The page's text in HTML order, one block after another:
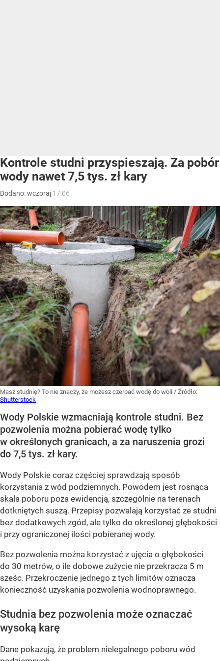
Kontrole studni przyspieszają. Za pobór
wody nawet 7,5 tys. zł kary
Dodano:wczoraj 17:06
Masz studnię? To nie znaczy, że możesz czerpać wodę do woli / Źródło:
Shutterstock
Wody Polskie wzmacniają kontrole studni. Bez
pozwolenia można pobierać wodę tylko
w określonych granicach, a za naruszenia grozi
do 7,5 tys. zł kary.
Wody Polskie coraz częściej sprawdzają sposób
korzystania z wód podziemnych. Powodem jest rosnąca
skala poboru poza ewidencją, szczególnie na terenach
dotkniętych suszą. Przepisy pozwalają korzystać ze studni
bez dodatkowych zgód, ale tylko do określonej głębokości
i przy ograniczonej ilości pobieranej wody.
Bez pozwolenia można korzystać z ujęcia o głębokości
do 30 metrów, o ile dobowe zużycie nie przekracza 5 m
sześc. Przekroczenie jednego z tych limitów oznacza
konieczność uzyskania pozwolenia wodnoprawnego.
Studnia bez pozwolenia może oznaczać
wysoką karę
Dane pokazują, że problem nielegalnego poboru wód